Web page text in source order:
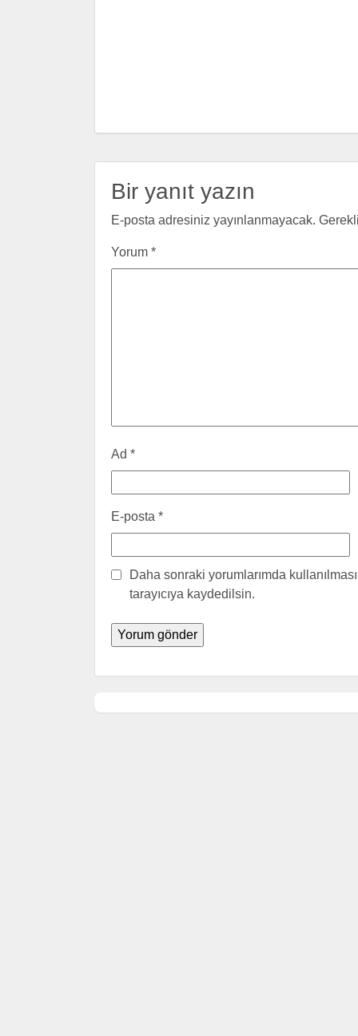
Bir yanıt yazın
E-posta adresiniz yayınlanmayacak.
Yorum *
Ad *
E-posta *
Daha sonraki yorumlarımda
tarayıcıya kaydedilsin.